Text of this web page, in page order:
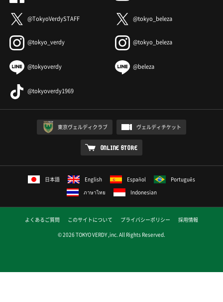
@TokyoVerdySTAFF @tokyo_beleza
@tokyo_verdy @tokyo_beleza
@tokyoverdy @beleza
@tokyoverdy1969
東京ヴェルディクラブ ヴェルディチケット
ONLINE STORE
日本語 English Español
Português
ภาษาไทย
Indonesian
よくあるご質問 このサイトについて プライバシーポリシー
採用情報
© 2026 TOKYO VERDY ,inc. All Rights Reserved.